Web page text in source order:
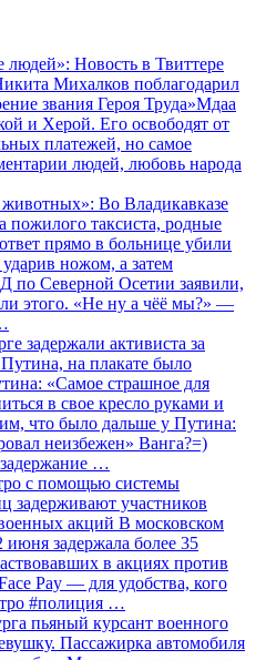
людей»: Новость в Твиттере
Михалков поблагодарил
звания Героя Труда»Мдаа
и Херой. Его освободят от
платежей, но самое
людей, любовь народа
Во Владикавказе
пожилого таксиста, родные
прямо в больнице убили
ударив ножом, а затем
по Северной Осетии заявили,
этого. «Не ну а чёё мы?» —
задержали активиста за
на плакате было
«Самое страшное для
в свое кресло руками и
что было дальше у Путина:
неизбежен» Ванга?=)
…
с помощью системы
задерживают участников
акций В московском
задержала более 35
в акциях против
Pay — для удобства, кого
#полиция …
пьяный курсант военного
Пассажирка автомобиля